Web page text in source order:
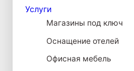
Услуги
Магазины под ключ
Оснащение отелей
Офисная мебель